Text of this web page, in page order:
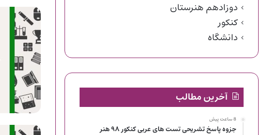
دوزادهم هنرستان
کنکور
دانشگاه
آخرین مطالب
8 ساعت پیش
جزوه پاسخ تشریحی تست های عربی کنکور ۹۸ هنر